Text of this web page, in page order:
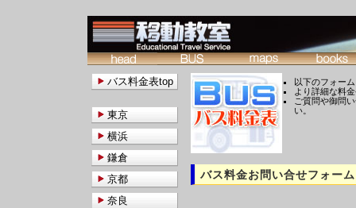
以下のフォー
より詳細な料
ご質問や御問
い。
バス料金お問い合せフォーム
バス料金表top
東京
横浜
鎌倉
京都
奈良